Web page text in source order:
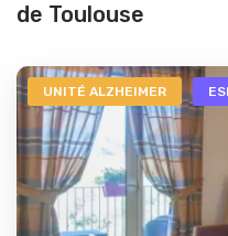
de Toulouse
UNITÉ ALZHEIMER